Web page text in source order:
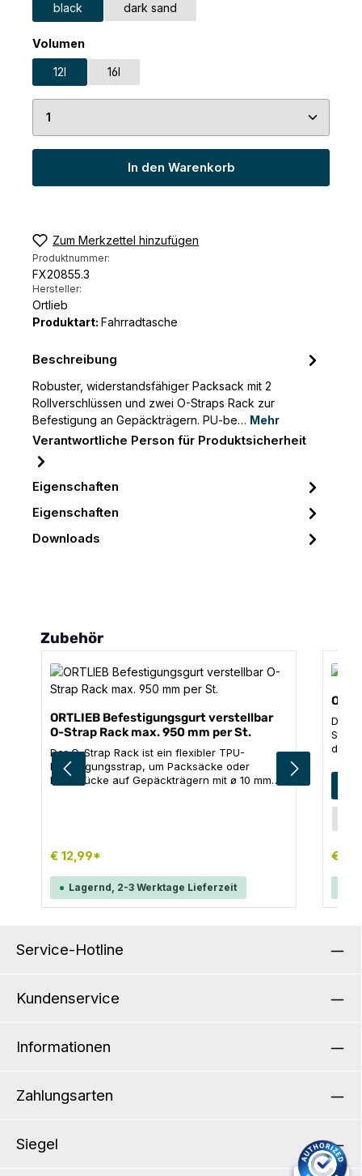
black dark sand
Volumenauswählen
12l 16l
Produkt Anzahl: Gib den gewünschten Wert
In den Warenkorb
Zum Merkzettel hinzufügen
Produktnummer:
FX20855.3
Hersteller:
Ortlieb
Produktart: Fahrradtasche
Beschreibung
Robuster, widerstandsfähiger Packsack mit 2
Rollverschlüssen und zwei O-Straps Rack zur
Befestigung an Gepäckträgern. PU-be… Mehr
Verantwortliche Person für Produktsicherheit
Eigenschaften
Eigenschaften
Downloads
Produktgalerie überspringen
Zubehör
ORTLIEB Befestigungsgurt verstellbar
O-Strap Rack max. 950 mm per St.
Der O-Strap Rack ist ein flexibler TPU-
Befestigungsstrap, um Packsäcke oder
Packstücke auf Gepäckträgern mit ø 10 mm
Die maximale Länge beträgt 950 mm.
€ 12,99*
Lagernd, 2-3 Werktage Lieferzeit
Die
€
Service-Hotline
Kundenservice
Informationen
Zahlungsarten
Siegel